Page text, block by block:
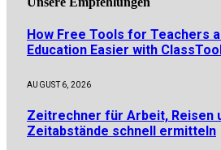
How Free Tools for Teachers
Education Easier with
AUGUST 6, 2026
Zeitrechner für Arbeit, Reisen
Zeitabstände schnell ermitteln